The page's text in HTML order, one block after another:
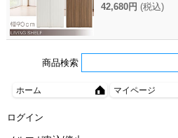
42,680円 (税込)
商品検索
ホーム マイページ
ログイン